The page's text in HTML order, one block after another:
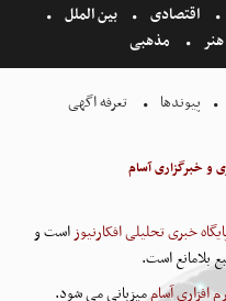
اقتصادی
بین الملل
مذهبی
پیوندها تعرفه اگهی
و خبرگزاری آسام
خبری تحلیلی افکارنیوزاست و
بلامانع است.
افزاری آساممیزبانی می شود.